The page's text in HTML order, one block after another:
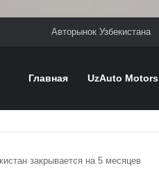
Авторынок Узбекистана
Главная UzAuto Motors
закрывается на 5 месяцев